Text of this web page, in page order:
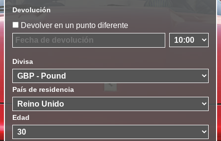
Devolución
Devolver en un punto diferente
Divisa
País de residencia
Edad